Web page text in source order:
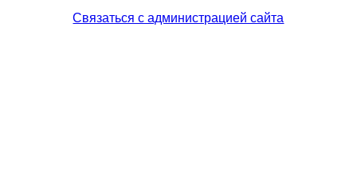
Связаться с администрацией сайта